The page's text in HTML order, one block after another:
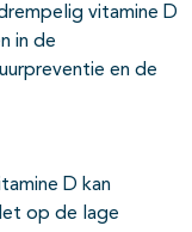
vitamine D
in de
en de
D kan
op de lage